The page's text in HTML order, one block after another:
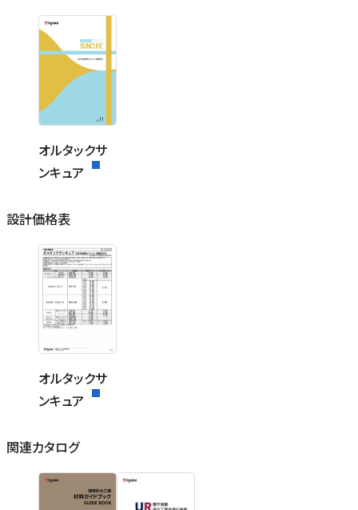
オルタックサ
ンキュア
設計価格表
オルタックサ
ンキュア
関連カタログ